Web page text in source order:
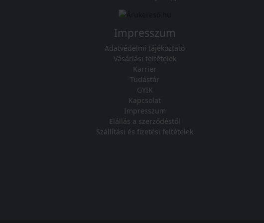
Impresszum
Adatvédelmi tájékoztató
Vásárlási feltételek
Karrier
Tudástár
GYIK
Kapcsolat
Impresszum
Elállás a szerződéstől
Szállítási és fizetési feltételek